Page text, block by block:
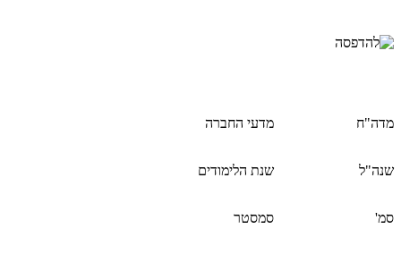
מדה"ח מדעי החברה
שנה"ל שנת הלימודים
סמ' סמסטר